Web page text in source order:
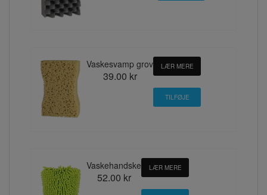
Vaskesvamp grov
39.00 kr
LÆR MERE
Vaskehandske
52.00 kr
LÆR MERE